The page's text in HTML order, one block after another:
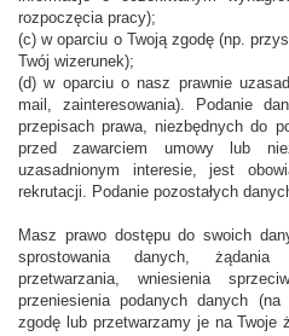
rozpoczęcia pracy);
(c) w oparciu o Twoją zgodę (np.
Twój wizerunek);
(d) w oparciu o nasz prawnie
mail, zainteresowania). Podanie
przepisach prawa, niezbędnych do
przed zawarciem umowy lub
uzasadnionym interesie, jest
rekrutacji. Podanie pozostałych
Masz prawo dostępu do swoich
sprostowania danych,
przetwarzania, wniesienia
przeniesienia podanych danych (na
zgodę lub przetwarzamy je na Twoje